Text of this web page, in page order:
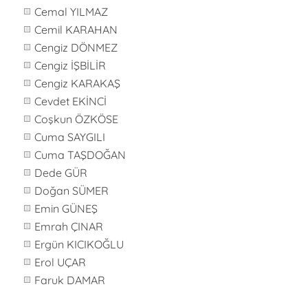
Cemal YILMAZ
Cemil KARAHAN
Cengiz DÖNMEZ
Cengiz İŞBİLİR
Cengiz KARAKAŞ
Cevdet EKİNCİ
Coşkun ÖZKÖSE
Cuma SAYGILI
Cuma TAŞDOĞAN
Dede GÜR
Doğan SÜMER
Emin GÜNEŞ
Emrah ÇINAR
Ergün KICIKOĞLU
Erol UÇAR
Faruk DAMAR